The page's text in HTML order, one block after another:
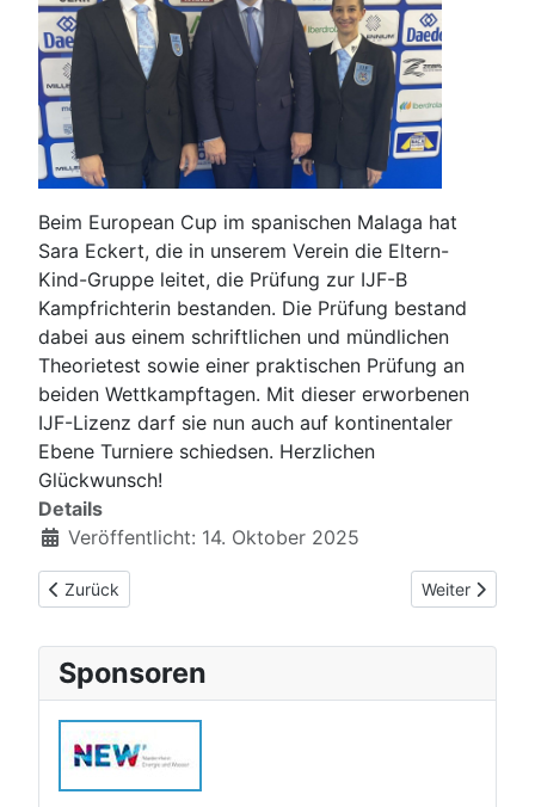
Beim European Cup im spanischen Malaga hat
Sara Eckert, die in unserem Verein die Eltern-
Kind-Gruppe leitet, die Prüfung zur IJF-B
Kampfrichterin bestanden. Die Prüfung bestand
dabei aus einem schriftlichen und mündlichen
Theorietest sowie einer praktischen Prüfung an
beiden Wettkampftagen. Mit dieser erworbenen
IJF-Lizenz darf sie nun auch auf kontinentaler
Ebene Turniere schiedsen. Herzlichen
Glückwunsch!
Details
Veröffentlicht: 14. Oktober 2025
Vorheriger Beitrag: Zweite Mannschaft wird Vizemeister in
Zurück Nächster
Weiter
Sponsoren